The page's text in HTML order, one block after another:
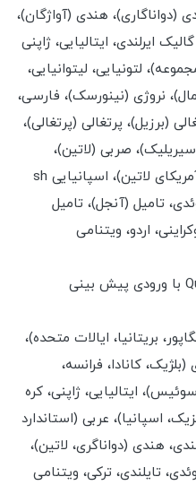
(دواناگاری)، هندی (آواژگان)،
ایرلندی، ایتالیایی، ژاپنی
ژاپنی (روماجی)، کره ای (2 مجموعه)، لتونیایی، لیتوانیایی،
نروژی (نینورسک)، فارسی،
(برزیل)، پرتغالی (پرتغالی)،
صربی (لاتین)،
اسلواکی، اسلوونیایی، اسپانیایی (آمریکای لاتین)، اسپانیایی sh
تامیل (آنجل)، تامیل
بریتانیا، ایالات متحده)،
کانادا، فرانسه،
ایتالیایی، ژاپنی، کره
اسپانیا)، عربی (استاندارد
هندی (دواناگری، لاتین)،
تایلندی، ترکی، ویتنامی